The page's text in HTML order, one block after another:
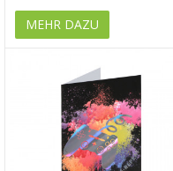
MEHR DAZU